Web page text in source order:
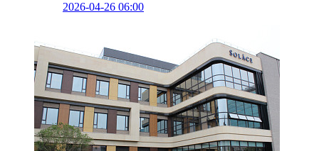
2026-04-26 06:00